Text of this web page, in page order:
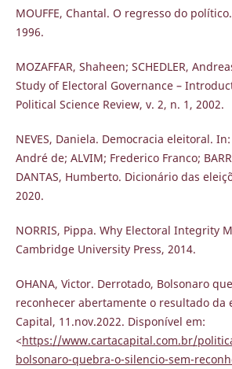
MOUFFE, Chantal. O regresso do
1996.
MOZAFFAR, Shaheen; SCHEDLER,
Study of Electoral Governance –
Political Science Review, v. 2, n. 1, 2002.
NEVES, Daniela. Democracia eleitoral.
André de; ALVIM; Frederico Franco;
DANTAS, Humberto. Dicionário das
2020.
NORRIS, Pippa. Why Electoral Integrity
Cambridge University Press, 2014.
OHANA, Victor. Derrotado, Bolsonaro
reconhecer abertamente o resultado da
Capital, 11.nov.2022. Disponível em:
<https://www.cartacapital.com.br/
bolsonaro-quebra-o-silencio-sem-